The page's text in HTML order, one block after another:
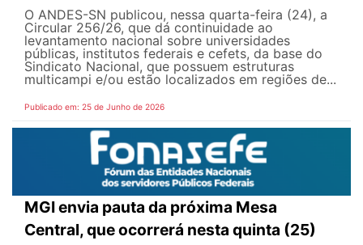
O ANDES-SN publicou, nessa quarta-feira (24), a
Circular 256/26, que dá continuidade ao
levantamento nacional sobre universidades
públicas, institutos federais e cefets, da base do
Sindicato Nacional, que possuem estruturas
multicampi e/ou estão localizados em regiões de...
Publicado em: 25 de Junho de 2026
MGI envia pauta da próxima Mesa
Central, que ocorrerá nesta quinta (25)